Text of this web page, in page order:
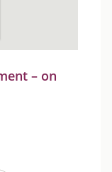
– on